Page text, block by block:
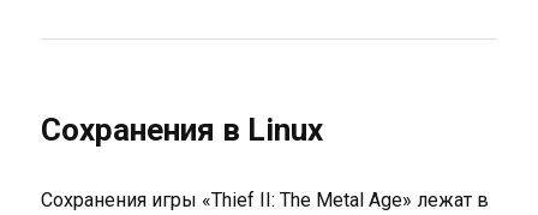
Сохранения в Linux
Сохранения игры «Thief II: The Metal Age» лежат в